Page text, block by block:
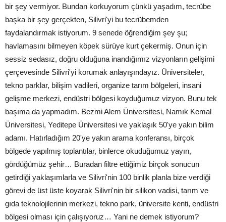
bir şey vermiyor. Bundan korkuyorum çünkü yaşadım, tecrübe
başka bir şey gerçekten, Silivri'yi bu tecrübemden
faydalandırmak istiyorum. 9 senede öğrendiğim şey şu;
havlamasını bilmeyen köpek sürüye kurt çekermiş. Onun için
sessiz sedasız, doğru olduğuna inandığımız vizyonların gelişimi
çerçevesinde Silivri'yi korumak anlayışındayız. Üniversiteler,
tekno parklar, bilişim vadileri, organize tarım bölgeleri, insani
gelişme merkezi, endüstri bölgesi koyduğumuz vizyon. Bunu tek
başıma da yapmadım. Bezmi Alem Üniversitesi, Namık Kemal
Üniversitesi, Yeditepe Üniversitesi ve yaklaşık 50'ye yakın bilim
adamı. Hatırladığım 20'ye yakın arama konferansı, birçok
bölgede yapılmış toplantılar, binlerce okuduğumuz yayın,
gördüğümüz şehir… Buradan filtre ettiğimiz birçok sonucun
getirdiği yaklaşımlarla ve Silivri'nin 100 binlik planla bize verdiği
görevi de üst üste koyarak Silivri'nin bir silikon vadisi, tarım ve
gıda teknolojilerinin merkezi, tekno park, üniversite kenti, endüstri
bölgesi olması için çalışıyoruz… Yani ne demek istiyorum?